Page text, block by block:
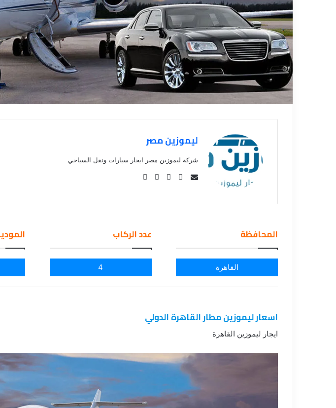
ليموزين مصر
شركة ليموزين مصر ايجار سيارات ونقل السياحي
Se
an
المحافظة
القاهرة
عدد الركاب
4
اسعار ليموزين مطار القاهرة الدولي
ايجار ليموزين القاهرة
م
–
ع
ر
و
ض
د
س
ا
ح
ي